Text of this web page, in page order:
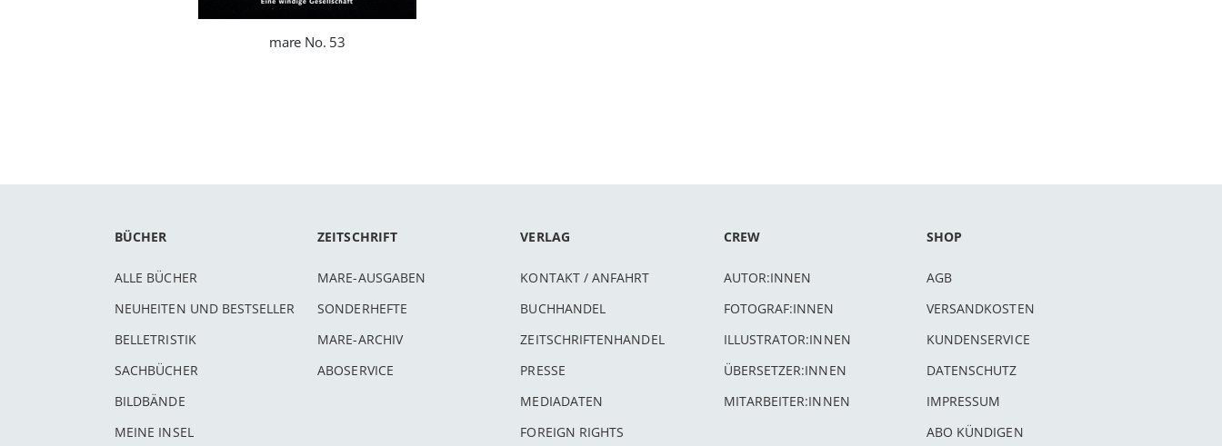
mare No. 53
BÜCHER
ALLE BÜCHER
NEUHEITEN UND BESTSELLER
BELLETRISTIK
SACHBÜCHER
BILDBÄNDE
MEINE INSEL
ZEITSCHRIFT
MARE-AUSGABEN
SONDERHEFTE
MARE-ARCHIV
ABOSERVICE
VERLAG
KONTAKT / ANFAHRT
BUCHHANDEL
ZEITSCHRIFTENHANDEL
PRESSE
MEDIADATEN
FOREIGN RIGHTS
CREW
AUTOR:INNEN
FOTOGRAF:INNEN
ILLUSTRATOR:INNEN
ÜBERSETZER:INNEN
MITARBEITER:INNEN
SHOP
AGB
VERSANDKOSTEN
KUNDENSERVICE
DATENSCHUTZ
IMPRESSUM
ABO KÜNDIGEN